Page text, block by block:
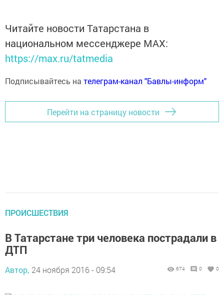
Читайте новости Татарстана в
национальном мессенджере MАХ:
https://max.ru/tatmedia
Подписывайтесь на телеграм-канал "Бавлы-информ"
Перейти на страницу новости
ПРОИСШЕСТВИЯ
В Татарстане три человека пострадали в
ДТП
Автор, 24 ноября 2016 - 09:54 674 0 0